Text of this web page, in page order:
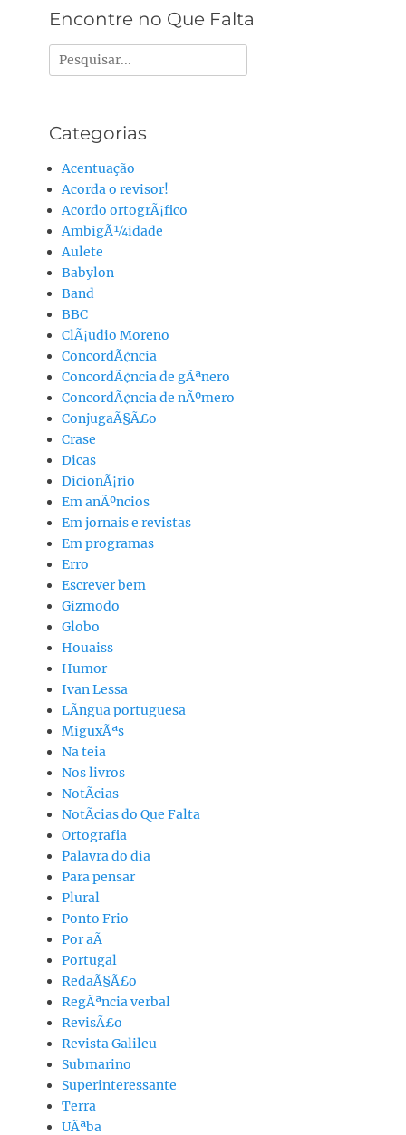
Encontre no Que Falta
Pesquisar
por:
Categorias
Acentuação
Acorda o revisor!
Acordo ortogrÃ¡fico
AmbigÃ¼idade
Aulete
Babylon
Band
BBC
ClÃ¡udio Moreno
ConcordÃ¢ncia
ConcordÃ¢ncia de gÃªnero
ConcordÃ¢ncia de nÃºmero
ConjugaÃ§Ã£o
Crase
Dicas
DicionÃ¡rio
Em anÃºncios
Em jornais e revistas
Em programas
Erro
Escrever bem
Gizmodo
Globo
Houaiss
Humor
Ivan Lessa
LÃ­ngua portuguesa
MiguxÃªs
Na teia
Nos livros
NotÃ­cias
NotÃ­cias do Que Falta
Ortografia
Palavra do dia
Para pensar
Plural
Ponto Frio
Por aÃ­
Portugal
RedaÃ§Ã£o
RegÃªncia verbal
RevisÃ£o
Revista Galileu
Submarino
Superinteressante
Terra
UÃªba